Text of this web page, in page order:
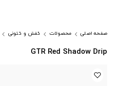
صفحه اصلی محصولات کفش و کتونی
GTR Red Shadow Drip